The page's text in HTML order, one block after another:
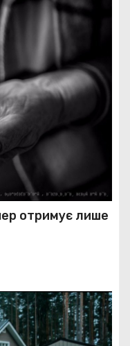
отримує лише